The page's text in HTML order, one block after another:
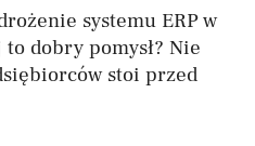
systemu ERP w
dobry pomysł? Nie
stoi przed